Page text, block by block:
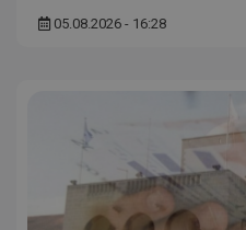
05.08.2026 - 16:28